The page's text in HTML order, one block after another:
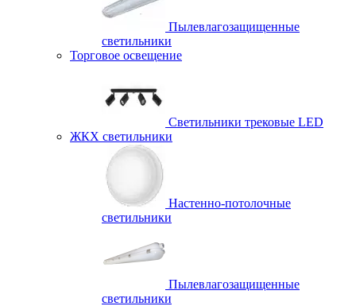
Пылевлагозащищенные
светильники
Торговое освещение
Светильники трековые LED
ЖКХ светильники
Настенно-потолочные
светильники
Пылевлагозащищенные
светильники